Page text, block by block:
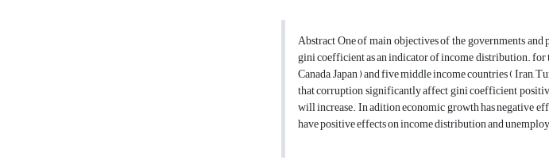
Abstract One of main objectives of the governments
gini coefficient as an indicator of income distribution. for
Canada, Japan ) and five middle income countries ( Iran,
that corruption significantly affect gini coefficient
will increase. In adition economic growth has negative
have positive effects on income distribution and